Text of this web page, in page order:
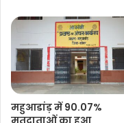
महुआडांड़ में 90.07%
मतदाताओं का हुआ